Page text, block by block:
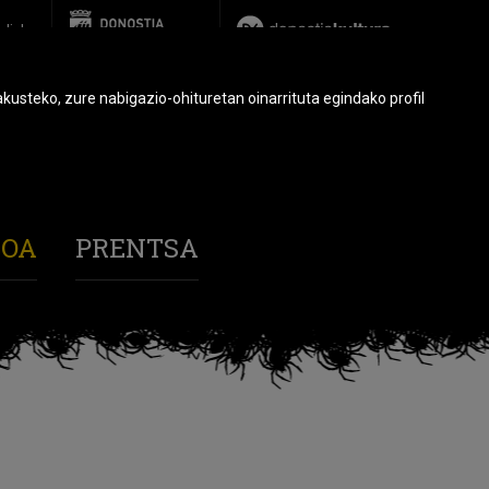
PRENTSA
zure nabigazio-ohituretan oinarrituta egindako profil